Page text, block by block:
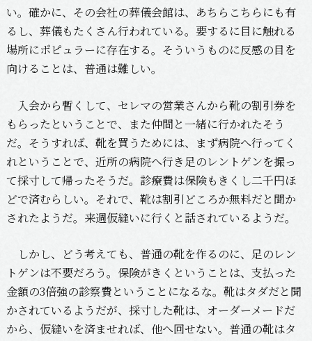
い。確かに、その会社の葬儀会館は、あちらこちらにも有
るし、葬儀もたくさん行われている。要するに目に触れる
場所にポピュラーに存在する。そういうものに反感の目を
向けることは、普通は難しい。
入会から暫くして、セレマの営業さんから靴の割引券を
もらったということで、また仲間と一緒に行かれたそう
だ。そうすれば、靴を買うためには、まず病院へ行ってく
れということで、近所の病院へ行き足のレントゲンを撮っ
て採寸して帰ったそうだ。診療費は保険もきくし二千円ほ
どで済むらしい。それで、靴は割引どころか無料だと聞か
されたようだ。来週仮縫いに行くと話されているようだ。
しかし、どう考えても、普通の靴を作るのに、足のレン
トゲンは不要だろう。保険がきくということは、支払った
金額の3倍強の診察費ということになるな。靴はタダだと聞
かされているようだが、採寸した靴は、オーダーメードだ
から、仮縫いを済ませれば、他へ回せない。普通の靴はタ